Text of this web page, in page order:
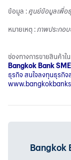
ข้อมูล :ศูนย์ข้อมูลเพื่อ
หมายเหตุ :ภาพประกอ
ช่องทางการขายสินค้าใน
Bangkok Bank SME
ธุรกิจ สนใจลงทุนธุรกิ
Bangkok